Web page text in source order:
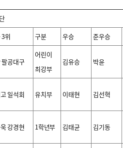
위 구분 우승 준우승
팔공대구
어린이
최강부
김유승 박윤
일석회 유치부 이태현 김선혁
강경현 1학년부 김태균 김기동